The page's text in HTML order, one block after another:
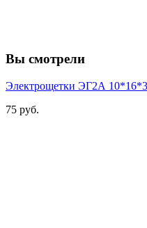
Вы смотрели
Электрощетки ЭГ2А
75 руб.